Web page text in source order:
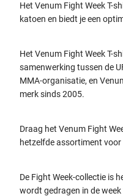
Het Venum Fight Week T-
katoen en biedt je een
Het Venum Fight Week T-
samenwerking tussen de
MMA-organisatie, en
merk sinds 2005.
Draag het Venum Fight
hetzelfde assortiment voor
De Fight Week-collectie is
wordt gedragen in de